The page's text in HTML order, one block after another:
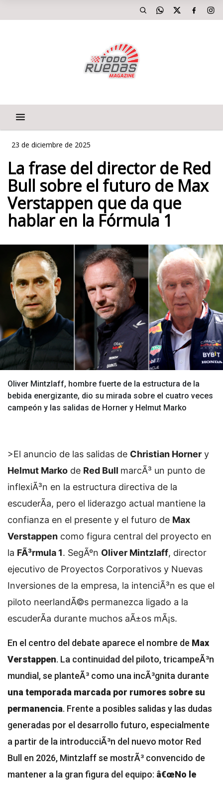
23 de diciembre de 2025
La frase del director de Red
Bull sobre el futuro de Max
Verstappen que da que
hablar en la Fórmula 1
Oliver Mintzlaff, hombre fuerte de la estructura de la
bebida energizante, dio su mirada sobre el cuatro veces
campeón y las salidas de Horner y Helmut Marko
>El anuncio de las salidas de Christian Horner y
Helmut Marko de Red Bull marcÃ³ un punto de
inflexiÃ³n en la estructura directiva de la
escuderÃ­a, pero el liderazgo actual mantiene la
confianza en el presente y el futuro de Max
Verstappen como figura central del proyecto en
la FÃ³rmula 1. SegÃºn Oliver Mintzlaff, director
ejecutivo de Proyectos Corporativos y Nuevas
Inversiones de la empresa, la intenciÃ³n es que el
piloto neerlandÃ©s permanezca ligado a la
escuderÃ­a durante muchos aÃ±os mÃ¡s.
En el centro del debate aparece el nombre de Max
Verstappen. La continuidad del piloto, tricampeÃ³n
mundial, se planteÃ³ como una incÃ³gnita durante
una temporada marcada por rumores sobre su
permanencia. Frente a posibles salidas y las dudas
generadas por el desarrollo futuro, especialmente
a partir de la introducciÃ³n del nuevo motor Red
Bull en 2026, Mintzlaff se mostrÃ³ convencido de
mantener a la gran figura del equipo: â€œNo le